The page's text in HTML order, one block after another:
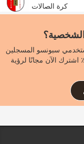
كرة الصالات
اشترك الآن مجانًا لرؤية ٪count٪ ملفات تعريف إضافية لاستعلام البحث